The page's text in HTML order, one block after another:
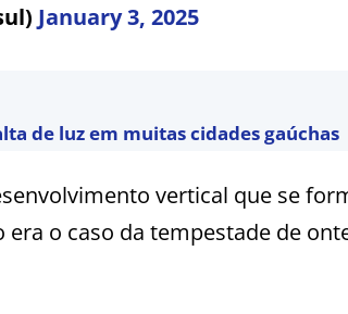
January 3, 2025
de luz em muitas cidades gaúchas
vertical que se
o caso da tempestade de